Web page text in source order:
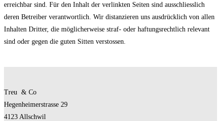
erreichbar sind. Für den Inhalt der verlinkten Seiten sind ausschliesslich
deren Betreiber verantwortlich. Wir distanzieren uns ausdrücklich von allen
Inhalten Dritter, die möglicherweise straf- oder haftungsrechtlich relevant
sind oder gegen die guten Sitten verstossen.
Treu & Co
Hegenheimerstrasse 29
4123 Allschwil